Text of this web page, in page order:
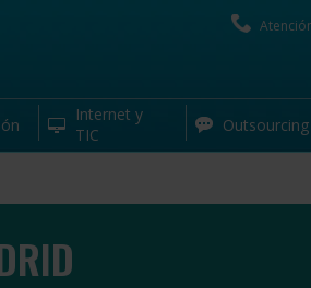
Internet y
TIC
Outsourcing